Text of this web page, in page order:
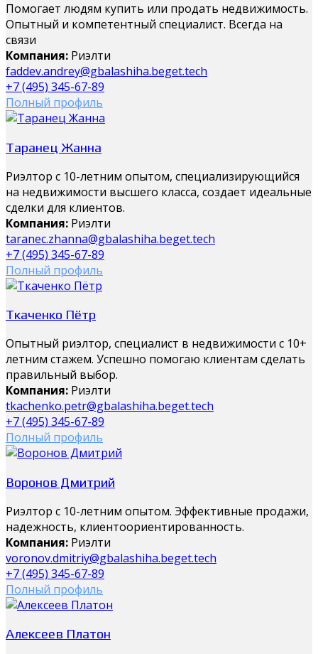
Помогает людям купить или продать недвижимость.
Опытный и компетентный специалист. Всегда на
связи
Компания: Риэлти
faddev.andrey@gbalashiha.beget.tech
+7 (495) 345-67-89
Полный профиль
Таранец Жанна
Риэлтор с 10-летним опытом, специализирующийся
на недвижимости высшего класса, создает идеальные
сделки для клиентов.
Компания: Риэлти
taranec.zhanna@gbalashiha.beget.tech
+7 (495) 345-67-89
Полный профиль
Ткаченко Пётр
Опытный риэлтор, специалист в недвижимости с 10+
летним стажем. Успешно помогаю клиентам сделать
правильный выбор.
Компания: Риэлти
tkachenko.petr@gbalashiha.beget.tech
+7 (495) 345-67-89
Полный профиль
Воронов Дмитрий
Риэлтор с 10-летним опытом. Эффективные продажи,
надежность, клиентоориентированность.
Компания: Риэлти
voronov.dmitriy@gbalashiha.beget.tech
+7 (495) 345-67-89
Полный профиль
Алексеев Платон